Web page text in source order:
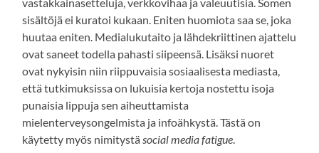
sisältöjä ei kuratoi kukaan. Eniten huomiota saa se, joka
huutaa eniten. Medialukutaito ja lähdekriittinen ajattelu
ovat saneet todella pahasti siipeensä. Lisäksi nuoret
ovat nykyisin niin riippuvaisia sosiaalisesta mediasta,
että tutkimuksissa on lukuisia kertoja nostettu isoja
punaisia lippuja sen aiheuttamista
mielenterveysongelmista ja infoähkystä. Tästä on
käytetty myös nimitystä social media fatigue